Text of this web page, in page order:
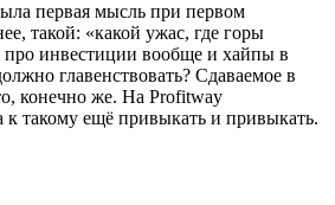
первая мысль при первом
такой: «какой ужас, где горы
про инвестиции вообще и хайпы в
главенствовать? Сдаваемое в
конечно же. На Profitway
к такому ещё привыкать и привыкать.